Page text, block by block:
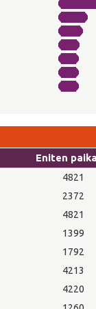
Eniten
4821
2372
4821
1399
1792
4213
4220